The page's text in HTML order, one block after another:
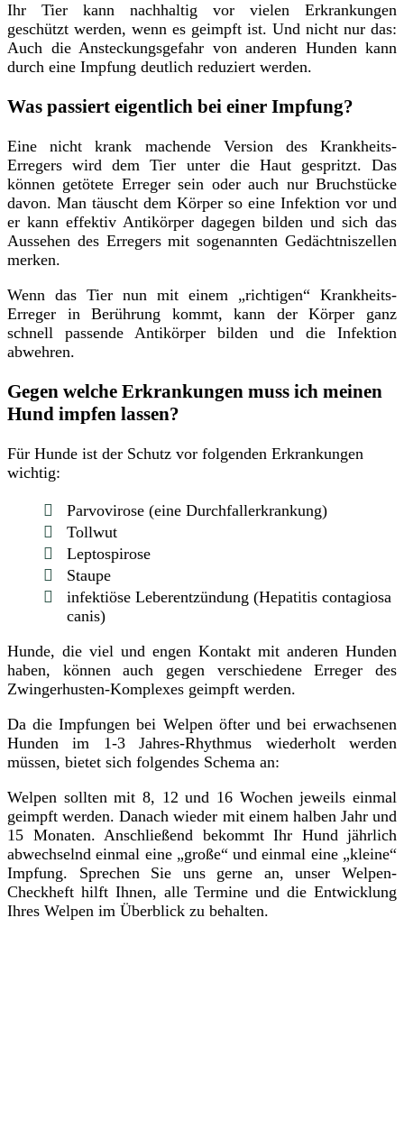
Ihr Tier kann nachhaltig vor vielen Erkrankungen
geschützt werden, wenn es geimpft ist. Und nicht nur das:
Auch die Ansteckungsgefahr von anderen Hunden kann
durch eine Impfung deutlich reduziert werden.
Was passiert eigentlich bei einer Impfung?
Eine nicht krank machende Version des Krankheits-
Erregers wird dem Tier unter die Haut gespritzt. Das
können getötete Erreger sein oder auch nur Bruchstücke
davon. Man täuscht dem Körper so eine Infektion vor und
er kann effektiv Antikörper dagegen bilden und sich das
Aussehen des Erregers mit sogenannten Gedächtniszellen
merken.
Wenn das Tier nun mit einem „richtigen“ Krankheits-
Erreger in Berührung kommt, kann der Körper ganz
schnell passende Antikörper bilden und die Infektion
abwehren.
Gegen welche Erkrankungen muss ich meinen
Hund impfen lassen?
Für Hunde ist der Schutz vor folgenden Erkrankungen
wichtig:
Parvovirose (eine Durchfallerkrankung)
Tollwut
Leptospirose
Staupe
infektiöse Leberentzündung (Hepatitis contagiosa
canis)
Hunde, die viel und engen Kontakt mit anderen Hunden
haben, können auch gegen verschiedene Erreger des
Zwingerhusten-Komplexes geimpft werden.
Da die Impfungen bei Welpen öfter und bei erwachsenen
Hunden im 1-3 Jahres-Rhythmus wiederholt werden
müssen, bietet sich folgendes Schema an:
Welpen sollten mit 8, 12 und 16 Wochen jeweils einmal
geimpft werden. Danach wieder mit einem halben Jahr und
15 Monaten. Anschließend bekommt Ihr Hund jährlich
abwechselnd einmal eine „große“ und einmal eine „kleine“
Impfung. Sprechen Sie uns gerne an, unser Welpen-
Checkheft hilft Ihnen, alle Termine und die Entwicklung
Ihres Welpen im Überblick zu behalten.